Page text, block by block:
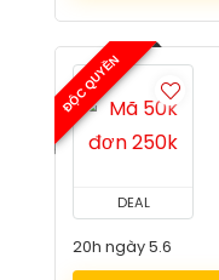
ĐỘC QUYỀN
DEAL
20h ngày 5.6